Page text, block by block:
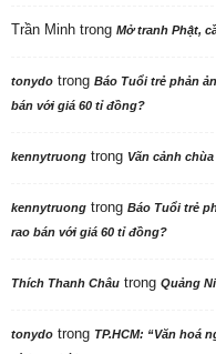
Trần Minh trong Mở tranh Phật,
tonydo trong Báo Tuổi trẻ phản
bán với giá 60 tỉ đồng?
kennytruong trong Vãn cảnh
kennytruong trong Báo Tuổi trẻ
rao bán với giá 60 tỉ đồng?
Thích Thanh Châu trong Quảng
tonydo trong TP.HCM: “Văn hoá